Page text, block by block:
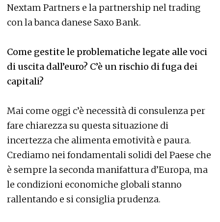
Nextam Partners e la partnership nel trading
con la banca danese Saxo Bank.
Come gestite le problematiche legate alle voci
di uscita dall’euro? C’è un rischio di fuga dei
capitali?
Mai come oggi c’è necessità di consulenza per
fare chiarezza su questa situazione di
incertezza che alimenta emotività e paura.
Crediamo nei fondamentali solidi del Paese che
è sempre la seconda manifattura d’Europa, ma
le condizioni economiche globali stanno
rallentando e si consiglia prudenza.